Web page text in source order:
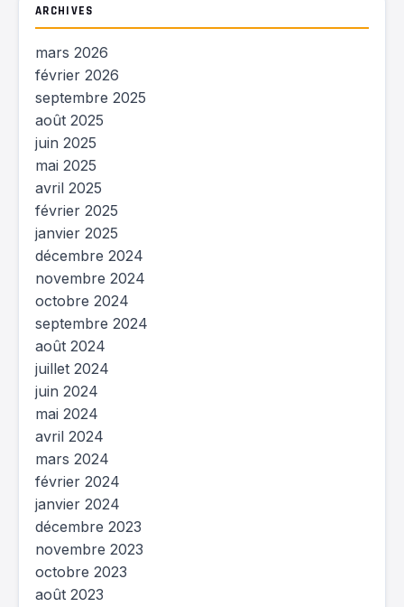
ARCHIVES
mars 2026
février 2026
septembre 2025
août 2025
juin 2025
mai 2025
avril 2025
février 2025
janvier 2025
décembre 2024
novembre 2024
octobre 2024
septembre 2024
août 2024
juillet 2024
juin 2024
mai 2024
avril 2024
mars 2024
février 2024
janvier 2024
décembre 2023
novembre 2023
octobre 2023
août 2023